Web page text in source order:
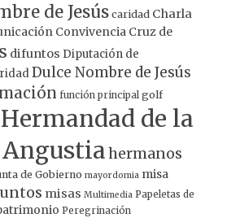
de Jesús caridad Charla
Convivencia Cruz de
difuntos Diputación de
Dulce Nombre de Jesús
función principal golf
Hermandad de la
hermanos
de Gobierno mayordomia misa
misas Multimedia Papeletas de
Peregrinación